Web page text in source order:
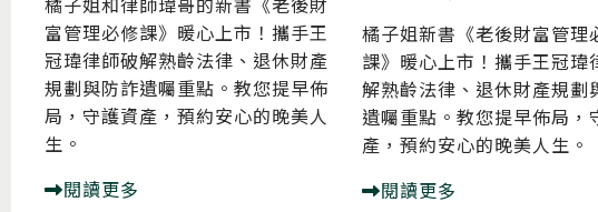
富管理必修課》暖心上市！攜手王
冠瑋律師破解熟齡法律、退休財產
規劃與防詐遺囑重點。教您提早佈
局，守護資產，預約安心的晚美人
生。
閱讀更多
橘子姐新書《老後財富管理
課》暖心上市！攜手王冠瑋
解熟齡法律、退休財產規劃
遺囑重點。教您提早佈局，
產，預約安心的晚美人生。
閱讀更多